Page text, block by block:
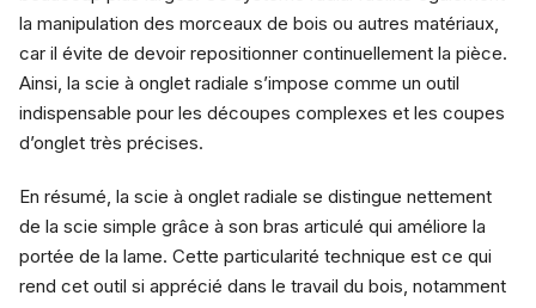
la manipulation des morceaux de bois ou autres matériaux,
car il évite de devoir repositionner continuellement la pièce.
Ainsi, la scie à onglet radiale s’impose comme un outil
indispensable pour les découpes complexes et les coupes
d’onglet très précises.
En résumé, la scie à onglet radiale se distingue nettement
de la scie simple grâce à son bras articulé qui améliore la
portée de la lame. Cette particularité technique est ce qui
rend cet outil si apprécié dans le travail du bois, notamment